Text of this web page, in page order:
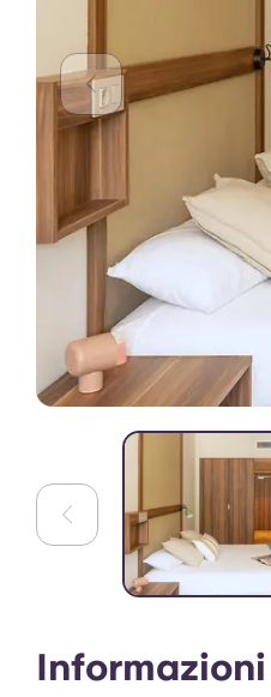
La partnership
l'innovazione,
studenti.